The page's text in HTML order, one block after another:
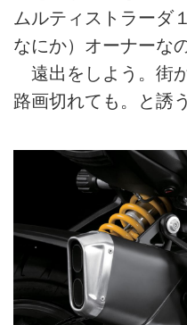
ムルティストラーダ
なにか）オーナーな
遠出をしよう。街
路画切れても。と誘